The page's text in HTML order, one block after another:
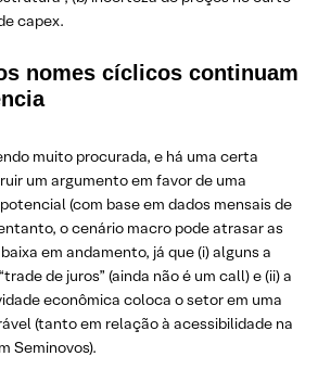
capex.
nomes cíclicos continuam
muito procurada, e há uma certa
um argumento em favor de uma
(com base em dados mensais de
o cenário macro pode atrasar as
em andamento, já que (i) alguns a
de juros” (ainda não é um call) e (ii) a
econômica coloca o setor em uma
(tanto em relação à acessibilidade na
Seminovos).